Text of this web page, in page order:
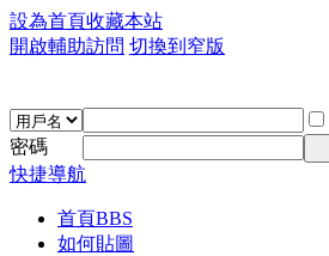
設為首頁收藏本站
開啟輔助訪問 切換到窄版
密碼
快捷導航
首頁BBS
如何貼圖